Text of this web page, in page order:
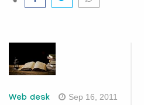
Web desk Sep 16, 2011